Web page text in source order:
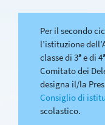
Per il secondo
l’istituzione
classe di 3ª e di
Comitato dei
designa il/la
Consiglio di
scolastico.